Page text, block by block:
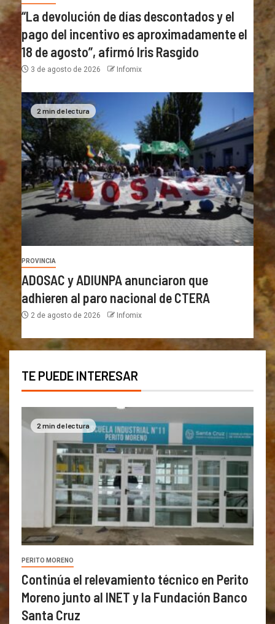
“La devolución de días descontados y el
pago del incentivo es aproximadamente el
18 de agosto”, afirmó Iris Rasgido
3 de agosto de 2026 Infomix
2 min de lectura
PROVINCIA
ADOSAC y ADIUNPA anunciaron que
adhieren al paro nacional de CTERA
2 de agosto de 2026 Infomix
TE PUEDE INTERESAR
2 min de lectura
PERITO MORENO
Continúa el relevamiento técnico en Perito
Moreno junto al INET y la Fundación Banco
Santa Cruz